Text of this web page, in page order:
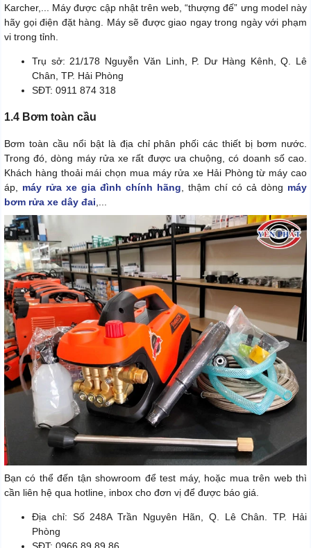
Karcher,... Máy được cập nhật trên web, “thượng đế” ưng model này
hãy gọi điện đặt hàng. Máy sẽ được giao ngay trong ngày với phạm
vi trong tỉnh.
Trụ sở: 21/178 Nguyễn Văn Linh, P. Dư Hàng Kênh, Q. Lê
Chân, TP. Hải Phòng
SĐT: 0911 874 318
1.4 Bơm toàn cầu
Bơm toàn cầu nổi bật là địa chỉ phân phối các thiết bị bơm nước.
Trong đó, dòng máy rửa xe rất được ưa chuộng, có doanh số cao.
Khách hàng thoải mái chọn mua máy rửa xe Hải Phòng từ máy cao
áp, máy rửa xe gia đình chính hãng, thậm chí có cả dòng máy
bơm rửa xe dây đai,...
Bạn có thể đến tận showroom để test máy, hoặc mua trên web thì
cần liên hệ qua hotline, inbox cho đơn vị để được báo giá.
Địa chỉ: Số 248A Trần Nguyên Hãn, Q. Lê Chân. TP. Hải
Phòng